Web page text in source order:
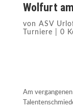
Wolfurt
von ASV
Turniere
0
Am